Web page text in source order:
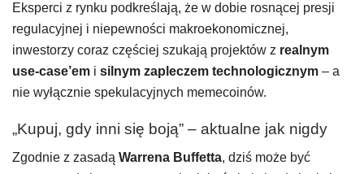
Eksperci z rynku podkreślają, że w dobie rosnącej presji
regulacyjnej i niepewności makroekonomicznej,
inwestorzy coraz częściej szukają projektów z realnym
use-case’em i silnym zapleczem technologicznym – a
nie wyłącznie spekulacyjnych memecoinów.
„Kupuj, gdy inni się boją” – aktualne jak nigdy
Zgodnie z zasadą Warrena Buffetta, dziś może być